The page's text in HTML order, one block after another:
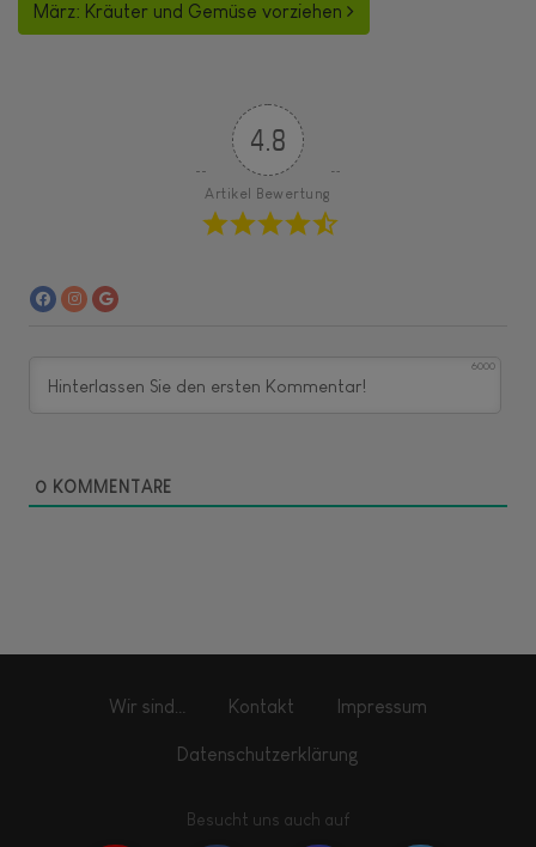
März: Kräuter und Gemüse vorziehen
4.8
Artikel Bewertung
6000
0 KOMMENTARE
Wir sind… Kontakt Impressum
Datenschutzerklärung
Besucht uns auch auf